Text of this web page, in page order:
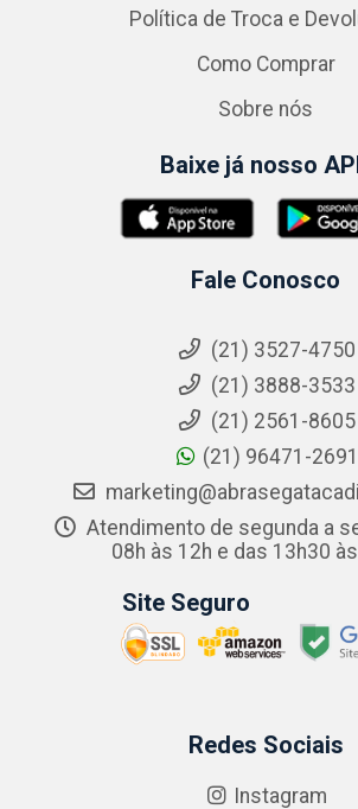
Política de Troca e
Como Comprar
Sobre nós
Baixe já nosso
Fale Conosco
(21) 3527-4750
(21) 3888-3533
(21) 2561-8605
(21) 96471-2691
Atendimento de segunda a
08h às 12h e das 13h30
Site Seguro
Redes Sociais
Instagram